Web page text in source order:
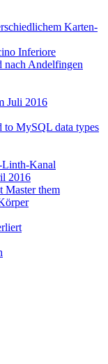
Karten-
Inferiore
nach Andelfingen
Juli 2016
to MySQL data types
Linth-Kanal
2016
Master them